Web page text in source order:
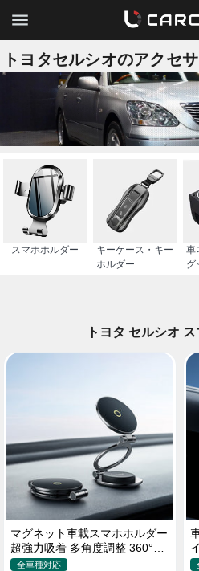
トヨタセルシオのアクセ
スマホホルダー
キーケース・キー
ホルダー
車
グ
トヨタ セルシオ
マグネット車載スマホホルダー
超強力吸着 多角度調整 360°回
転な台座 車用ホルダー 折りた
全車種対応